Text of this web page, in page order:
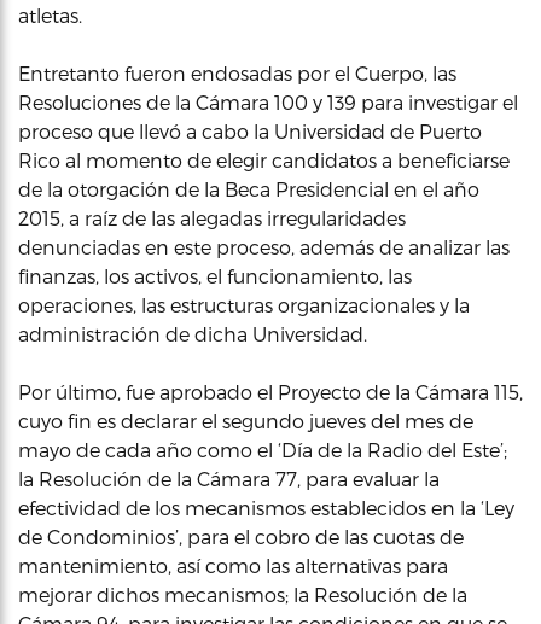
atletas.
Entretanto fueron endosadas por el Cuerpo, las
Resoluciones de la Cámara 100 y 139 para investigar el
proceso que llevó a cabo la Universidad de Puerto
Rico al momento de elegir candidatos a beneficiarse
de la otorgación de la Beca Presidencial en el año
2015, a raíz de las alegadas irregularidades
denunciadas en este proceso, además de analizar las
finanzas, los activos, el funcionamiento, las
operaciones, las estructuras organizacionales y la
administración de dicha Universidad.
Por último, fue aprobado el Proyecto de la Cámara 115,
cuyo fin es declarar el segundo jueves del mes de
mayo de cada año como el ‘Día de la Radio del Este’;
la Resolución de la Cámara 77, para evaluar la
efectividad de los mecanismos establecidos en la ‘Ley
de Condominios’, para el cobro de las cuotas de
mantenimiento, así como las alternativas para
mejorar dichos mecanismos; la Resolución de la